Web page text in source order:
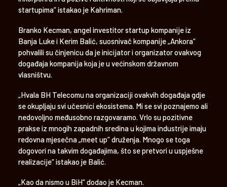
startupima“ istakao je Kahriman.
Branko Kecman, angel investitor startup kompanije iz
Banja Luke i Kerim Balić, suosnivač kompanije „Ankora“
pohvalili su činjenicu da je inicijator i organizator ovakvog
događaja kompanija koja je u većinskom državnom
vlasništvu.
„Hvala BH Telecomu na organizaciji ovakvih događaja gdje
se okupljaju svi učesnici ekosistema. Mi se svi poznajemo ali
nedovoljno međusobno razgovaramo. Vrlo su pozitivne
prakse iz mnogih zapadnih sredina u kojima industrije imaju
redovna mjesečna „meet up“ druženja. Mnogo se toga
dogovori na takvim događajima, što se pretvori u uspješne
realizacije“ istakao je Balić.
„Kao da nismo u BiH“ dodao je Kecman.